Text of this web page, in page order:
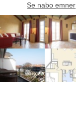
Se nabo emner